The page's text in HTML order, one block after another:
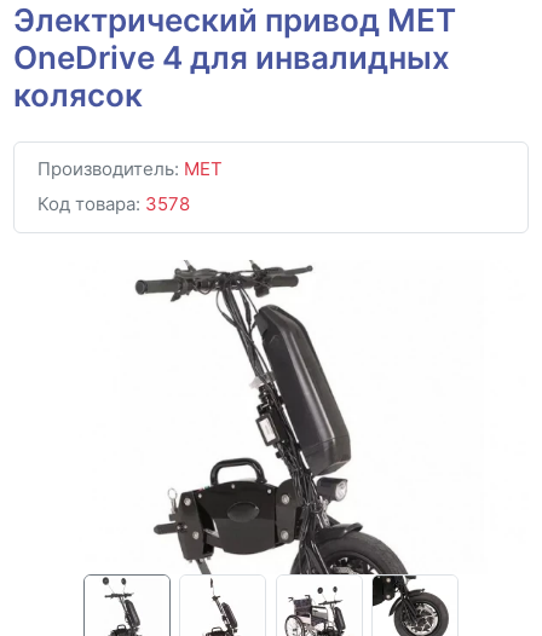
Электрический привод MET
OneDrive 4 для инвалидных
колясок
Производитель: MET
Код товара: 3578